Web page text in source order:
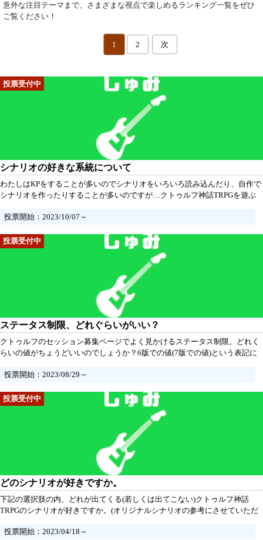
意外な注目テーマまで、さまざまな視点で楽しめるランキング一覧をぜひ
ご覧ください！
1 2 次
シナリオの好きな系統について
わたしはKPをすることが多いのでシナリオをいろいろ読み込んだり、自作で
シナリオを作ったりすることが多いのですが…クトゥルフ神話TRPGを遊ぶ
みなさんはどんな系統のシナリオが好きですか？
投票開始：2023/10/07～
ステータス制限、どれぐらいがいい？
クトゥルフのセッション募集ページでよく見かけるステータス制限。どれく
らいの値がちょうどいいのでしょうか？6版での値(7版での値)という表記に
考にさせていただきます
投票開始：2023/08/29～
どのシナリオが好きですか。
下記の選択肢の内、どれが出てくる(若しくは出てこない)クトゥルフ神話
TRPGのシナリオが好きですか。(オリジナルシナリオの参考にさせていただ
投票開始：2023/04/18～